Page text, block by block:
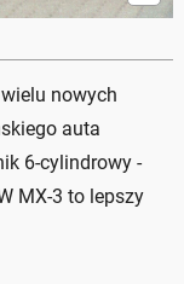
nowych
auta
6-cylindrowy -
MX-3 to lepszy